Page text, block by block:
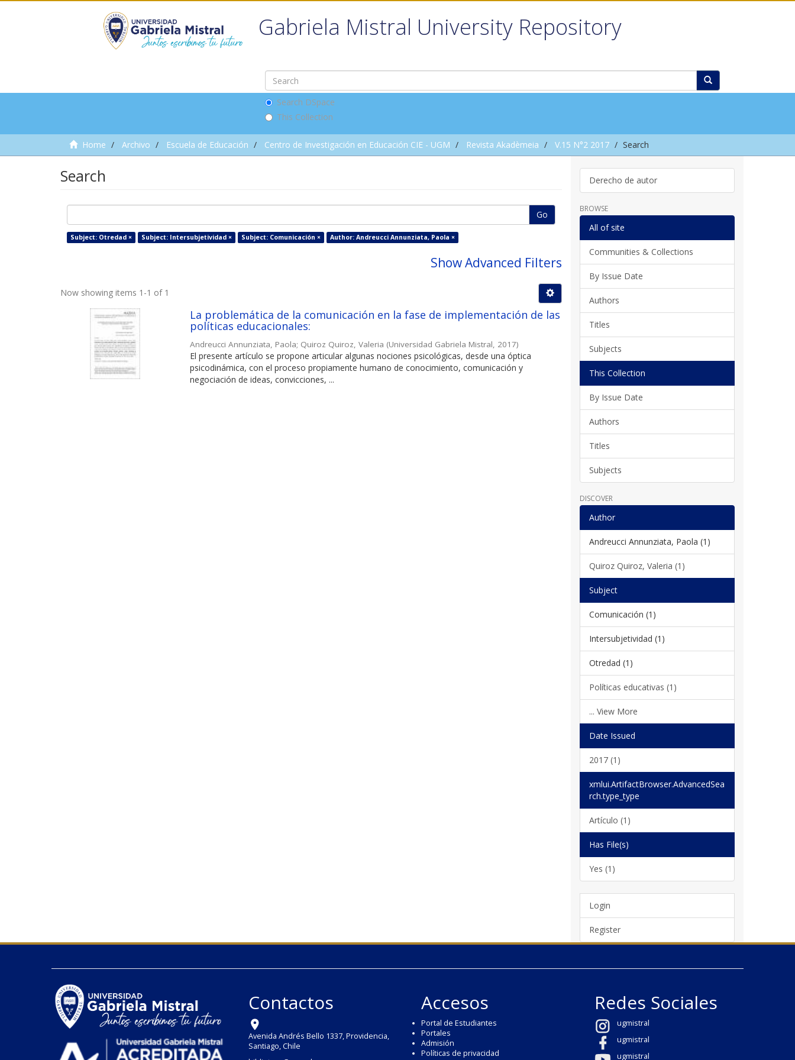
Gabriela Mistral University Repository
Search DSpace
This Collection
Home Archivo Escuela de Educación Centro de Investigación en Educación CIE - UGM Revista Akadèmeia V.15 N°2 2017 Search
Search
Go
Subject: Otredad × Subject: Intersubjetividad × Subject: Comunicación × Author: Andreucci Annunziata, Paola ×
Show Advanced Filters
Now showing items 1-1 of 1
La problemática de la comunicación en la fase de implementación de las
políticas educacionales:
Andreucci Annunziata, Paola; Quiroz Quiroz, Valeria (Universidad Gabriela Mistral 2017)
El presente artículo se propone articular algunas nociones psicológicas, desde una óptica
psicodinámica, con el proceso propiamente humano de conocimiento, comunicación y
negociación de ideas, convicciones, ...
Derecho de autor
BROWSE
All of site
Communities & Collections
By Issue Date
Authors
Titles
Subjects
This Collection
By Issue Date
Authors
Titles
Subjects
DISCOVER
Author
Andreucci Annunziata, Paola (1)
Quiroz Quiroz, Valeria (1)
Subject
Comunicación (1)
Intersubjetividad (1)
Otredad (1)
Políticas educativas (1)
... View More
Date Issued
2017 (1)
xmlui.ArtifactBrowser.AdvancedSea
rch.type_type
Artículo (1)
Has File(s)
Yes (1)
Login
Register
Contactos
Avenida Andrés Bello 1337, Providencia,
Santiago, Chile
Accesos
Portal de Estudiantes
Portales
Admisión
Políticas de privacidad
Redes Sociales
ugmistral
ugmistral
ugmistral